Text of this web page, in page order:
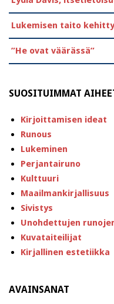
Lukemisen taito
”He ovat väärässä”
SUOSITUIMMAT
Kirjoittamisen ideat
Runous
Lukeminen
Perjantairuno
Kulttuuri
Maailmankirjallisuus
Sivistys
Unohdettujen
Kuvataiteilijat
Kirjallinen estetiikka
AVAINSANAT